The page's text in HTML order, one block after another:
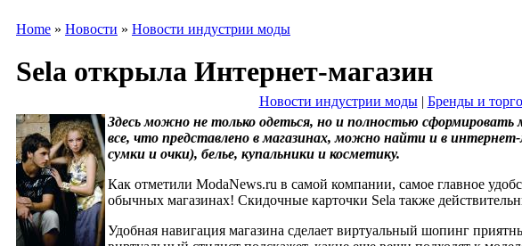
Home » Новости » Новости индустрии моды
Sela открыла Интернет-магазин
Новости индустрии моды| Бренды и
Здесь можно не только одеться, но и полностью
все, что представлено в магазинах, можно найти и в
сумки и очки), белье, купальники и косметику.
Как отметили ModaNews.ru в самой компании, самое главное
обычных магазинах! Скидочные карточки Sela также
Удобная навигация магазина сделает виртуальный шопинг